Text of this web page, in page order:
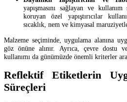
yapışmasını sağlayan ve kullanım
koruyan özel yapıştırıcılar
sıcaklık, nem ve kimyasal
Malzeme seçiminde, uygulama alanına
göz önüne alınır. Ayrıca, çevre dostu
kullanımı da günümüzde önemli kriterler
Reflektif Etiketlerin
Süreçleri